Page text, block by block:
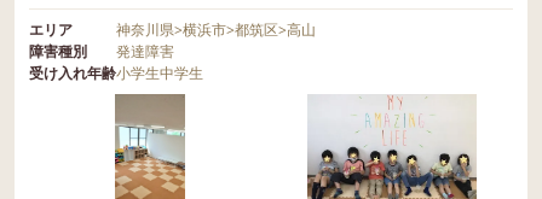
エリア 神奈川県>横浜市>都筑区>高山
障害種別
発達障害
受け入れ年齢小学生中学生